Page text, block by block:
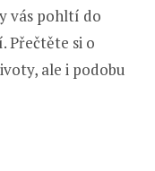
vás pohltí do
Přečtěte si o
ale i podobu